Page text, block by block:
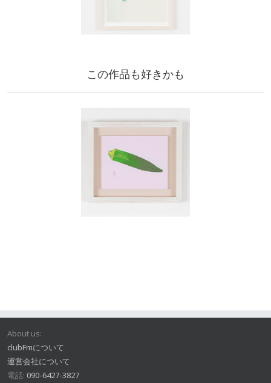
この作品も好きかも
About us:
clubFmについて
運営会社について
電話: 090-6427-3827